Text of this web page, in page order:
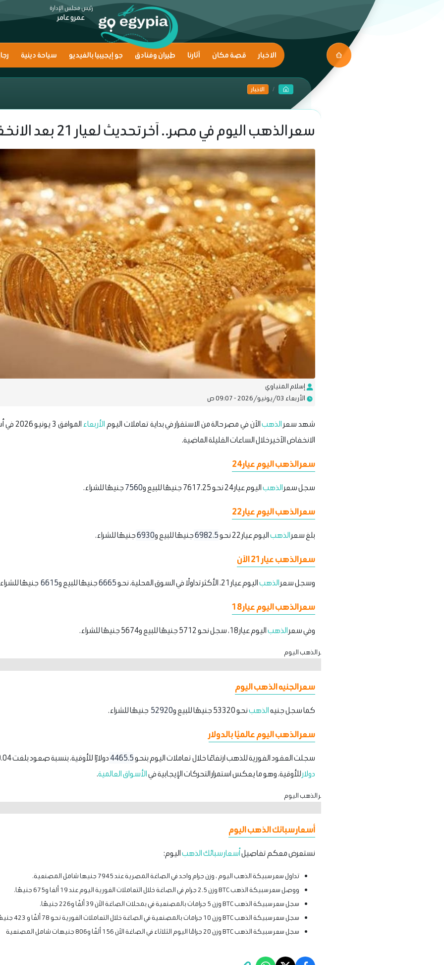
رئيس مجلس الإدارة
عمرو عامر
الاخبار قصة مكان آثارنا طيران وفنادق جو إيجيبيا بالفيديو سياحة دينية
الاخبار
سعر الذهب اليوم في مصر.. آخر تحديث لعيار 21 بعد الانخفاض الأخير
إسلام المنياوي
الأربعاء 03/يونيو/2026 - 09:07 ص
شهد سعرالذهبالآن في مصر حالة من الاستقرار في بداية تعاملات اليوم الأربعاء
الانخفاض الآخير خلال الساعات القليلة الماضية.
سعر الذهب اليوم عيار 24
سجل سعرالذهباليوم عيار 24 نحو 7617.25 جنيهًا للبيع و 7560جنيهًا للشراء.
سعر الذهب اليوم عيار 22
بلغ سعرالذهباليوم عيار 22 نحو 6982.5جنيهًا للبيع و6930جنيهًا للشراء.
سعر الذهب عيار 21 الآن
وسجل سعرالذهباليوم عيار 21، الأكثر تداولًا في السوق المحلية، نحو 6665جنيهًا للبيع و6615 جنيهًا
سعر الذهب اليوم عيار 18
وفي سعرالذهباليوم عيار 18، سجل نحو 5712 جنيهًا للبيع و5674 جنيهًا للشراء.
سعر الجنيه الذهب اليوم
كما سجل جنيهالذهبنحو 53320 جنيهًا للبيع و 52920 جنيهًا للشراء.
سعر الذهب اليوم عالميًا بالدولار
سجلت العقود الفورية للذهب ارتفاعًا خلال تعاملات اليوم بنحو4465.5دولارًا للأوقية، بنسبة صعود بلغت 0.04 %، لتصل إلى مستوى
دولارللأوقية، وهو ما يعكس استمرار التحركات الإيجابية فيالأسواق العالمية.
أسعار سبائك الذهب اليوم
نستعرض معكم تفاصيلأسعار سبائك الذهباليوم:
تداول سعر سبيكة الذهب اليوم ، وزن جرام واحد في الصاغة المصرية عند 7945 جنيها شامل المصنعية.
ووصل سعر سبيكة الذهب BTC وزن 2.5 جرام في الصاغة خلال التعاملات الفورية اليوم عند 19 ألفا و675 جنيهًا.
سجل سعر سبيكة الذهب BTC وزن 5 جرامات بالمصنعية في بمحلات الصاغة الآن 39 ألفًا و226 جنيهًا.
سجل سعر سبيكة الذهب BTC وزن 10 جرامات بالمصنعية في الصاغة خلال التعاملات الفورية نحو 78 ألفًا و 423 جنيهًا.
سجل سعر سبيكة الذهب BTC وزن 20 جرامًا اليوم الثلاثاء في الصاغة الآن 156 ألفًا و806 جنيهات شامل المصنعية